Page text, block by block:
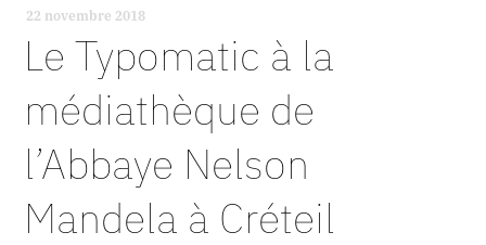
22 novembre 2018
Le Typomatic à la
médiathèque de
l’Abbaye Nelson
Mandela à Créteil